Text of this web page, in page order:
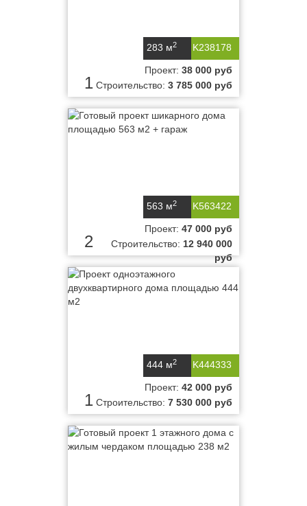
K238178
283 м2
1
Проект: 38 000 руб
Строительство: 3 785 000 руб
K563422
563 м2
2
Проект: 47 000 руб
Строительство: 12 940 000
руб
K444333
444 м2
1
Проект: 42 000 руб
Строительство: 7 530 000 руб